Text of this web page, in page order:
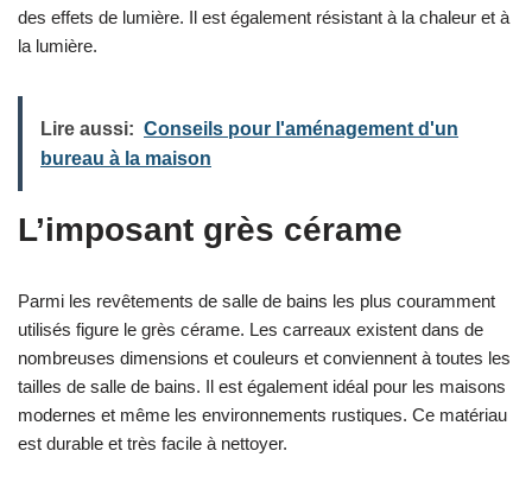
des effets de lumière. Il est également résistant à la chaleur et à
la lumière.
Lire aussi: Conseils pour l'aménagement d'un
bureau à la maison
L’imposant grès cérame
Parmi les revêtements de salle de bains les plus couramment
utilisés figure le grès cérame. Les carreaux existent dans de
nombreuses dimensions et couleurs et conviennent à toutes les
tailles de salle de bains. Il est également idéal pour les maisons
modernes et même les environnements rustiques. Ce matériau
est durable et très facile à nettoyer.